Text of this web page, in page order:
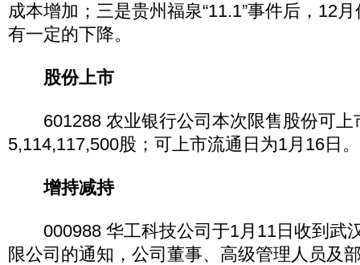
成本增加；三是贵州福泉“11.1”事件后，12
有一定的下降。
股份上市
601288 农业银行公司本次限售股份可上
5,114,117,500股；可上市流通日为1月16日。
增持减持
000988 华工科技公司于1月11日收到武
限公司的通知，公司董事、高级管理人员及